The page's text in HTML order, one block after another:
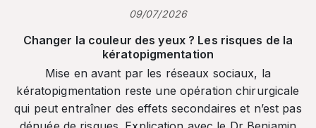
09/07/2026
Changer la couleur des yeux ? Les risques de la
kératopigmentation
Mise en avant par les réseaux sociaux, la
kératopigmentation reste une opération chirurgicale
qui peut entraîner des effets secondaires et n’est pas